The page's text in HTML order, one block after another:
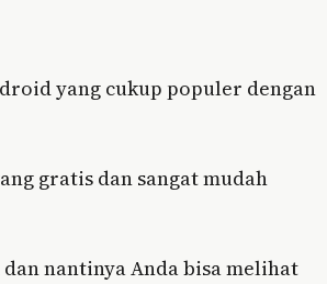
yang cukup populer dengan
gratis dan sangat mudah
nantinya Anda bisa melihat